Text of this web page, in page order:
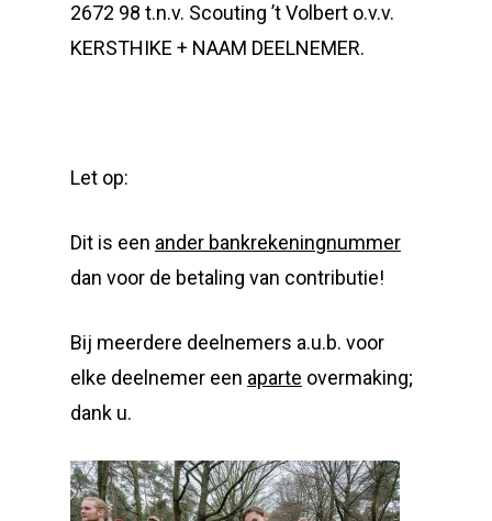
2672 98 t.n.v. Scouting ’t Volbert o.v.v.
KERSTHIKE + NAAM DEELNEMER.
Let op:
Dit is een ander bankrekeningnummer
dan voor de betaling van contributie!
Bij meerdere deelnemers a.u.b. voor
elke deelnemer een aparte overmaking;
dank u.